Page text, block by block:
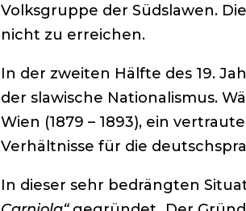
Volksgruppe der Südslawen.
nicht zu erreichen.
In der zweiten Hälfte des 19.
der slawische Nationalismus.
Wien (1879 – 1893), ein
Verhältnisse für die
In dieser sehr bedrängten